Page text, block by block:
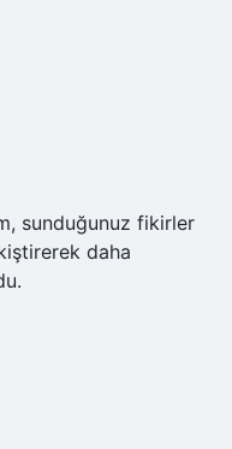
sunduğunuz fikirler
daha